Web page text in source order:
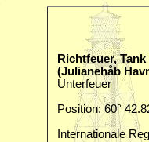
Richtfeuer,
(Julianehåb
Unterfeuer
Position: 60°
Internationale